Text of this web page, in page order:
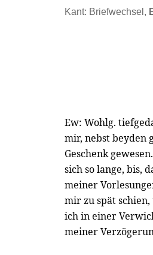
Kant: Briefwechsel,
Ew: Wohlg.
mir, nebst beyden
Geschenk
sich so lange, bis,
meiner
mir zu spät
ich in einer
meiner